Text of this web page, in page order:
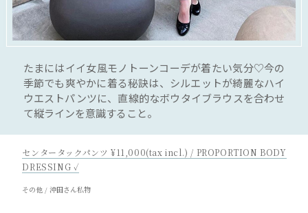
たまにはイイ女風モノトーンコーデが着たい気分♡今の
季節でも爽やかに着る秘訣は、シルエットが綺麗なハイ
ウエストパンツに、直線的なボウタイブラウスを合わせ
て縦ラインを意識すること。
センタータックパンツ ¥11,000(tax incl.) / PROPORTION BODY
DRESSING ✓
その他 / 沖田さん私物